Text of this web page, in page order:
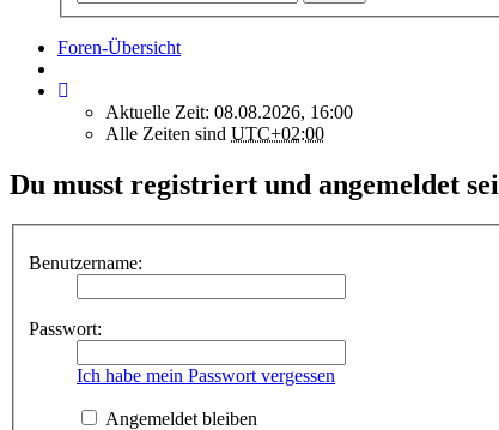
Foren-Übersicht
Aktuelle Zeit: 08.08.2026, 16:00
Alle Zeiten sind UTC+02:00
Du musst registriert und angemeldet
Benutzername:
Passwort:
Ich habe mein Passwort vergessen
Angemeldet bleiben